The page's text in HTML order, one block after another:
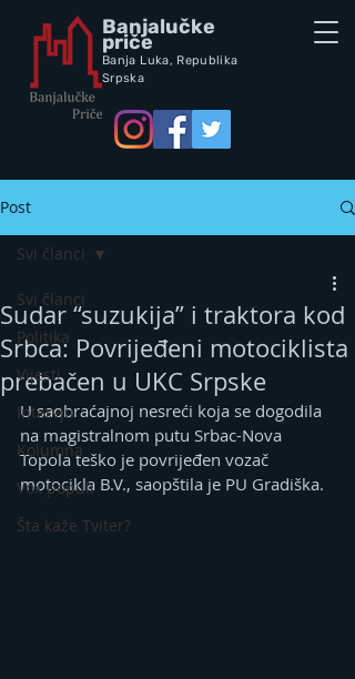
Banjalučke
priče
Banja Luka, Republika
Srpska
Post
Svi članci
Politika
Vijesti
Intervju
Kolumna
Vox populi
Šta kaže Tviter?
Svi članci
Sudar “suzukija” i traktora kod
Srbca: Povrijeđeni motociklista
prebačen u UKC Srpske
U saobraćajnoj nesreći koja se dogodila
na magistralnom putu Srbac-Nova
Topola teško je povrijeđen vozač
motocikla B.V., saopštila je PU Gradiška.